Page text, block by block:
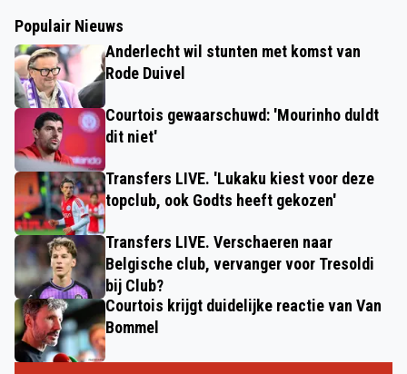
Populair Nieuws
Anderlecht wil stunten met komst van
Rode Duivel
Courtois gewaarschuwd: 'Mourinho duldt
dit niet'
Transfers LIVE. 'Lukaku kiest voor deze
topclub, ook Godts heeft gekozen'
Transfers LIVE. Verschaeren naar
Belgische club, vervanger voor Tresoldi
bij Club?
Courtois krijgt duidelijke reactie van Van
Bommel